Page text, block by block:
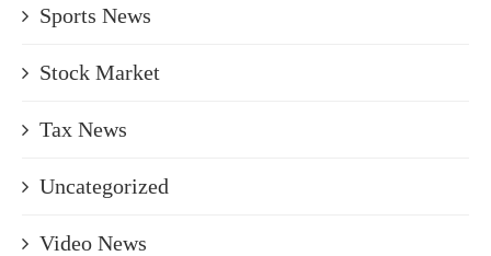
Sports News
Stock Market
Tax News
Uncategorized
Video News